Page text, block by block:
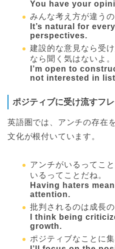
You have your
みんな考え方が違うの
It’s natural for
perspectives.
建設的な意見なら受
なら聞く気はないよ。
I’m open to
not interested in
ポジティブに受け流すフ
英語圏では、アンチの存在
文化が根付いています。
アンチがいるってこ
いるってことだね。
Having haters
attention.
批判されるのは成長
I think being
growth.
ポジティブなことに集